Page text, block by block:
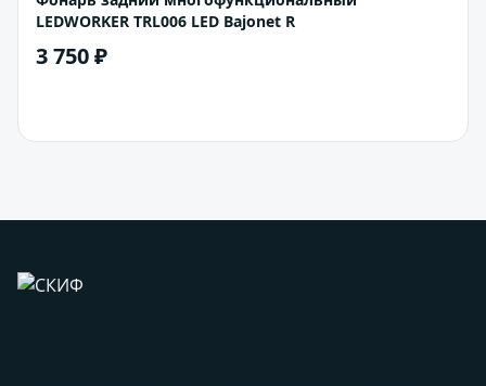
LEDWORKER TRL006 LED Bajonet R
3 750 ₽